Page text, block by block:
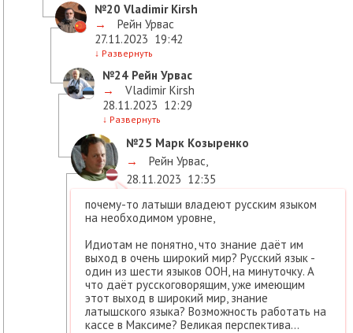
№20 Vladimir Kirsh
→
Рейн Урвас
27.11.2023 19:42
↓ Развернуть
№24 Рейн Урвас
→
Vladimir Kirsh
28.11.2023 12:29
↓ Развернуть
№25 Марк Козыренко
→
Рейн Урвас
28.11.2023 12:35
почему-то латыши владеют русским языком
на необходимом уровне,
Идиотам не понятно, что знание даёт им
выход в очень широкий мир? Русский язык -
один из шести языков ООН, на минуточку. А
что даёт русскоговорящим, уже имеющим
этот выход в широкий мир, знание
латышского языка? Возможность работать на
кассе в Максиме? Великая перспектива...